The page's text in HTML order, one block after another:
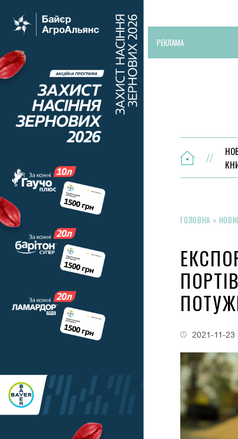
РЕКЛАМА
ГОЛОВНА »
2021-11-23